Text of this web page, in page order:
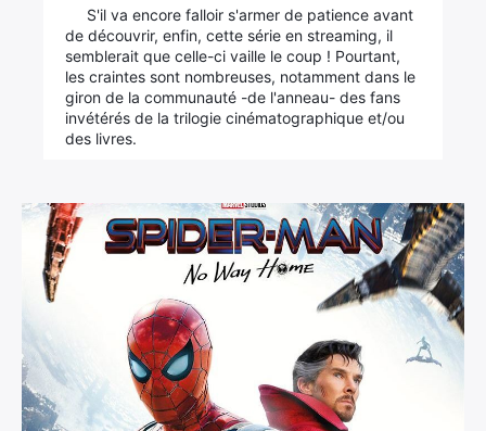
S'il va encore falloir s'armer de patience avant
de découvrir, enfin, cette série en streaming, il
semblerait que celle-ci vaille le coup ! Pourtant,
les craintes sont nombreuses, notamment dans le
giron de la communauté -de l'anneau- des fans
invétérés de la trilogie cinématographique et/ou
des livres.